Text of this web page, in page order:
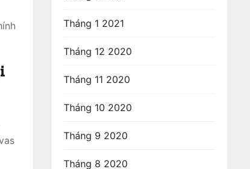
Tháng 1 2021
Tháng 12 2020
Tháng 11 2020
Tháng 10 2020
Tháng 9 2020
Tháng 8 2020